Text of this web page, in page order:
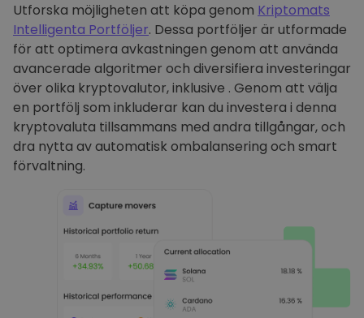
Utforska möjligheten att köpa genom Kriptomats
Intelligenta Portföljer. Dessa portföljer är utformade
för att optimera avkastningen genom att använda
avancerade algoritmer och diversifiera investeringar
över olika kryptovalutor, inklusive . Genom att välja
en portfölj som inkluderar kan du investera i denna
kryptovaluta tillsammans med andra tillgångar, och
dra nytta av automatisk ombalansering och smart
förvaltning.